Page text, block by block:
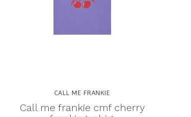
CALL ME FRANKIE
Call me frankie cmf cherry